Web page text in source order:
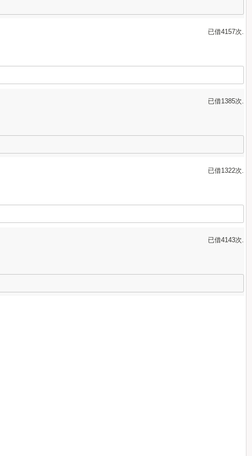
已借4157次.
已借1385次.
已借1322次.
已借4143次.